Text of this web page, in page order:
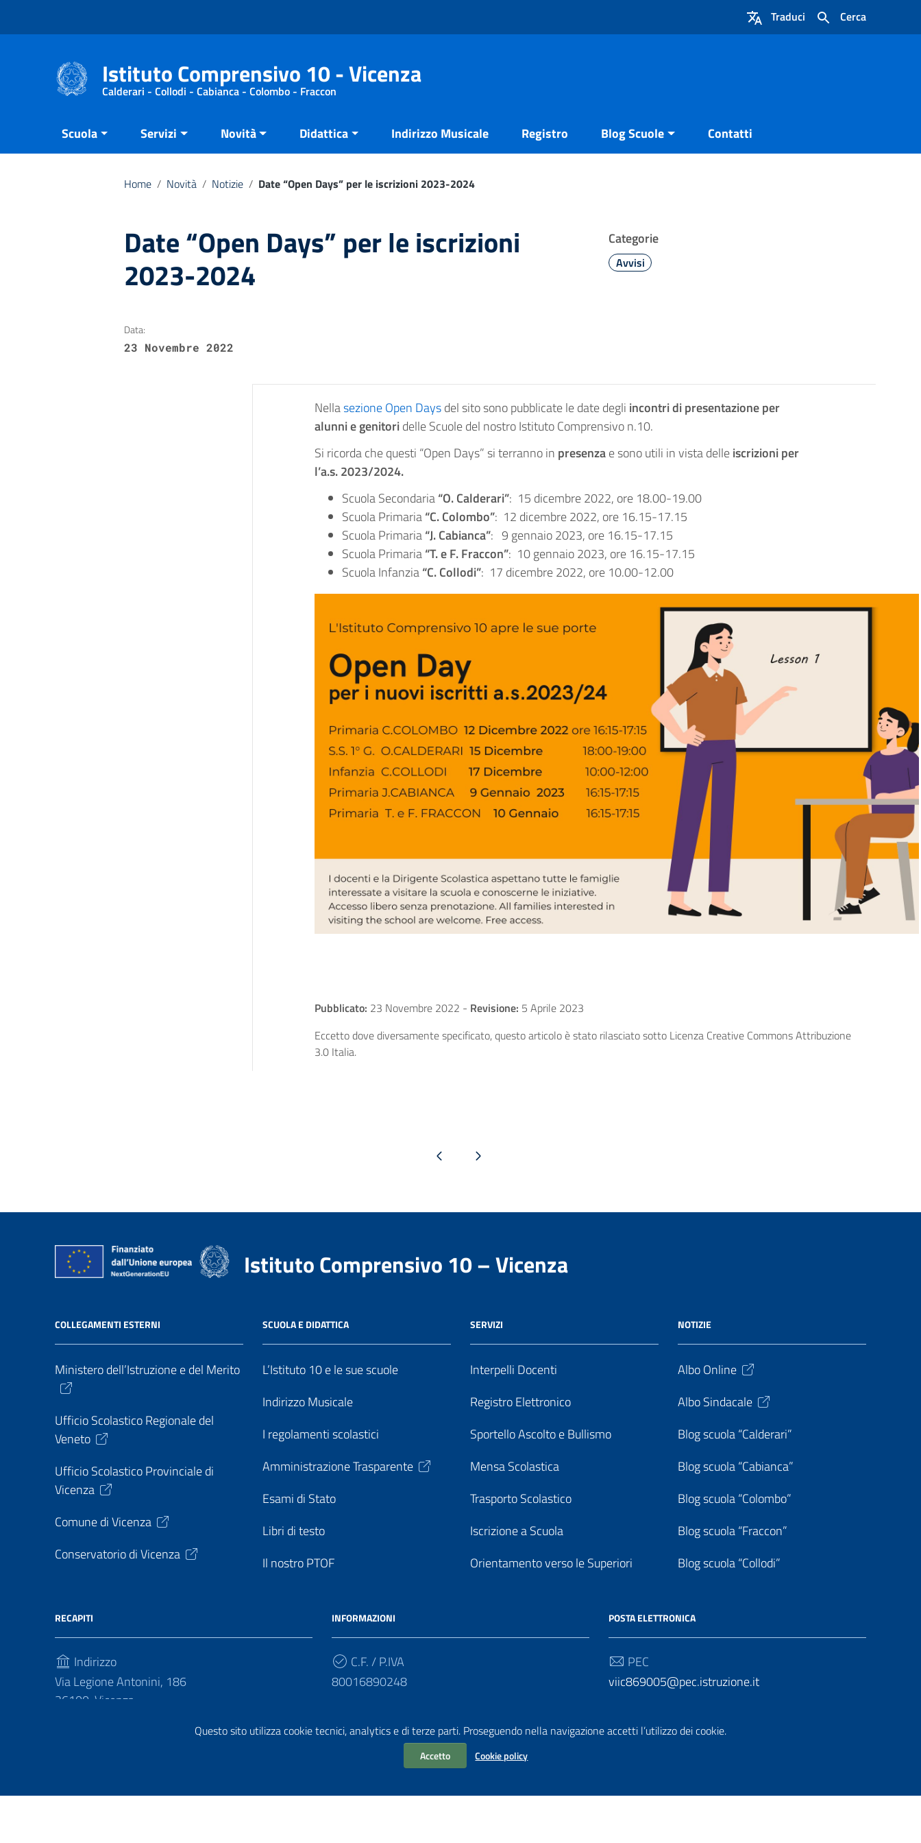
Questo sito utilizza cookie tecnici, analytics e di terze parti. Proseguendo nella navigazione accetti l’utilizzo dei cookie.
Accetto Cookie policy
Cerca
Traduci
Istituto Comprensivo 10 - Vicenza
Calderari - Collodi - Cabianca - Colombo - Fraccon
Scuola Servizi Novità Didattica Indirizzo Musicale Registro Blog Scuole Contatti
Home / Novità / Notizie / Date “Open Days” per le iscrizioni 2023-2024
Date “Open Days” per le iscrizioni
2023-2024
Categorie
Avvisi
Data:
23 Novembre 2022
Nellasezione Open Daysdel sito sono pubblicate le date degli incontri di presentazione per
alunni e genitoridelle Scuole del nostro Istituto Comprensivo n.10.
Si ricorda che questi “Open Days” si terranno in presenzae sono utili in vista delleiscrizioni per
l’a.s. 2023/2024.
Scuola Secondaria“O. Calderari”: 15 dicembre 2022, ore 18.00-19.00
Scuola Primaria“C. Colombo”: 12 dicembre 2022, ore 16.15-17.15
Scuola Primaria“J. Cabianca”: 9 gennaio 2023, ore 16.15-17.15
Scuola Primaria“T. e F. Fraccon”: 10 gennaio 2023, ore 16.15-17.15
Scuola Infanzia“C. Collodi”: 17 dicembre 2022, ore 10.00-12.00
Pubblicato: 23 Novembre 2022 - Revisione: 5 Aprile 2023
Eccetto dove diversamente specificato, questo articolo è stato rilasciato sotto Licenza Creative Commons Attribuzione
3.0 Italia.
Pagina precedentePagina successiva
Istituto Comprensivo 10 – Vicenza
COLLEGAMENTI ESTERNI
Ministero dell’Istruzione e del Merito
Ufficio Scolastico Regionale del
Veneto
Ufficio Scolastico Provinciale di
Vicenza
Comune di Vicenza
Conservatorio di Vicenza
SCUOLA E DIDATTICA
L’Istituto 10 e le sue scuole
Indirizzo Musicale
I regolamenti scolastici
Amministrazione Trasparente
Esami di Stato
Libri di testo
Il nostro PTOF
SERVIZI
Interpelli Docenti
Registro Elettronico
Sportello Ascolto e Bullismo
Mensa Scolastica
Trasporto Scolastico
Iscrizione a Scuola
Orientamento verso le Superiori
NOTIZIE
Albo Online
Albo Sindacale
Blog scuola “Calderari”
Blog scuola “Cabianca”
Blog scuola “Colombo”
Blog scuola “Fraccon”
Blog scuola “Collodi”
RECAPITI
Indirizzo
Via Legione Antonini, 186
36100, Vicenza
INFORMAZIONI
C.F. / P.IVA
80016890248
UF7PF7
POSTA ELETTRONICA
PEC
viic869005@pec.istruzione.it
viic869005@istruzione.it